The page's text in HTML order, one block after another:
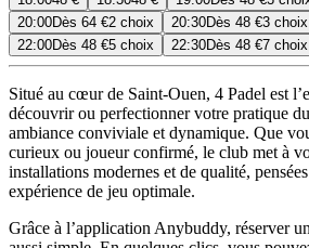
20:00Dès 64 €2 choix 20:30Dès 48 €3 choix
22:00Dès 48 €5 choix 22:30Dès 48 €7 choix
Situé au cœur de Saint-Ouen, 4 Padel est
découvrir ou perfectionner votre pratique
ambiance conviviale et dynamique. Que
curieux ou joueur confirmé, le club met à
installations modernes et de qualité,
expérience de jeu optimale.
Grâce à l’application Anybuddy, réserver